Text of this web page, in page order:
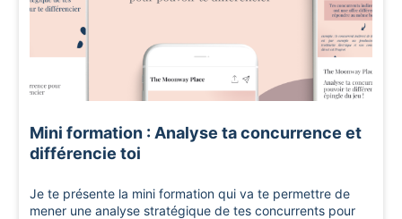
Mini formation : Analyse ta concurrence et
différencie toi
Je te présente la mini formation qui va te permettre de
mener une analyse stratégique de tes concurrents pour